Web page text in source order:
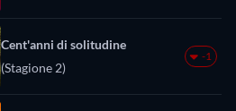
Cent'anni di solitudine
(Stagione 2)
-1